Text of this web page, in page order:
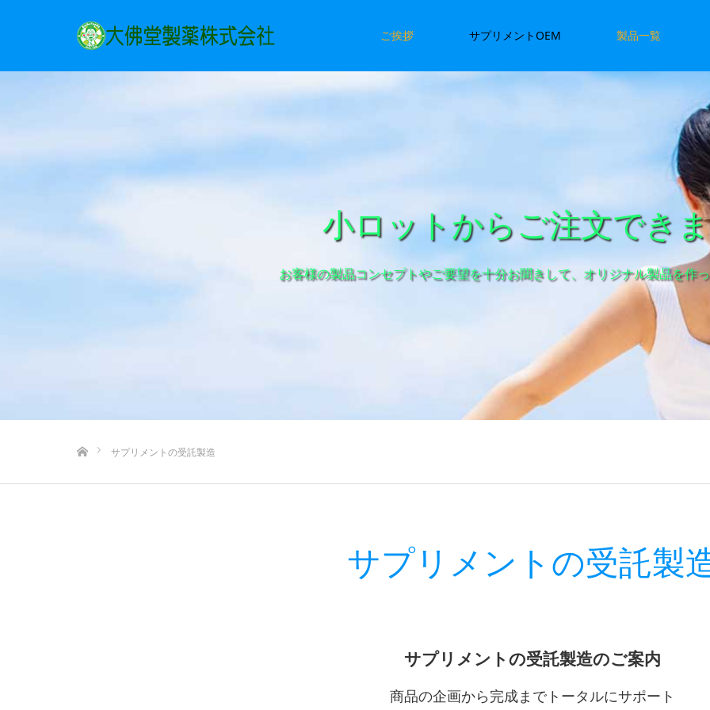
ご挨拶 サプリメントOEM 製品一覧
小ロットからご注文でき
お客様の製品コンセプトやご要望を十分お聞きして、オリジナル製品を作
サプリメントの受託製造
サプリメントの受託製
サプリメントの受託製造のご案内
商品の企画から完成までトータルにサポート